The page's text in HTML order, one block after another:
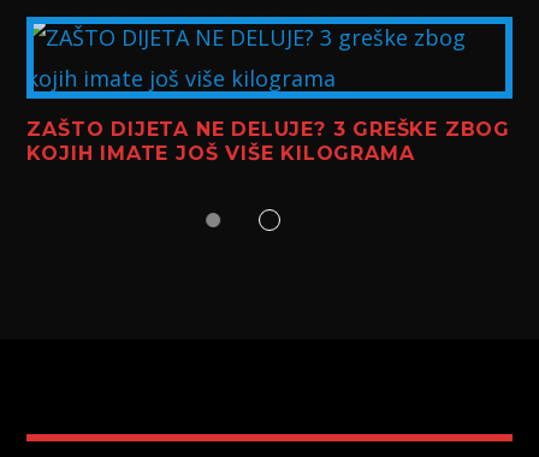
ZAŠTO DIJETA NE DELUJE? 3 GREŠKE ZBOG
KOJIH IMATE JOŠ VIŠE KILOGRAMA